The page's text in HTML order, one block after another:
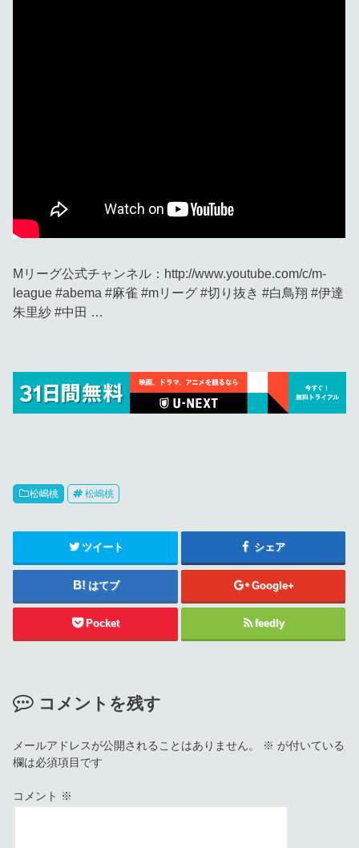
Mリーグ公式チャンネル：http://www.youtube.com/c/m-
league #abema #麻雀 #mリーグ #切り抜き #白鳥翔 #伊達
朱里紗 #中田 …
松嶋桃 松嶋桃
ツイート シェア
はてブ Google+
Pocket feedly
コメントを残す
メールアドレスが公開されることはありません。 ※ が付いている
欄は必須項目です
コメント ※